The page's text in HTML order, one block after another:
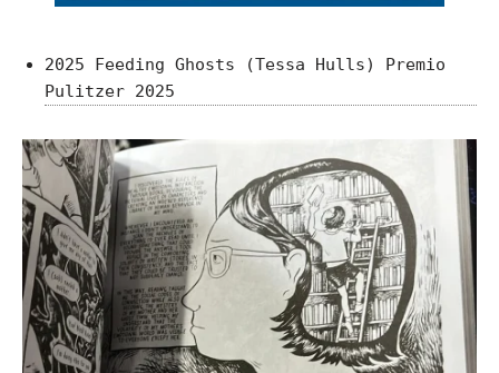
2025 Feeding Ghosts (Tessa Hulls) Premio
Pulitzer 2025